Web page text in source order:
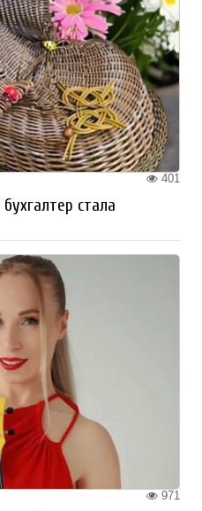
401
стала
971